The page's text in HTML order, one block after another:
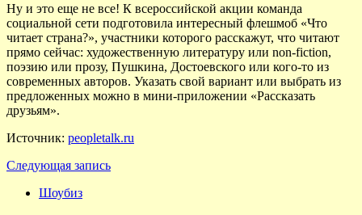
Ну и это еще не все! К всероссийской акции команда
социальной сети подготовила интересный флешмоб «Что
читает страна?», участники которого расскажут, что читают
прямо сейчас: художественную литературу или non-fiction,
поэзию или прозу, Пушкина, Достоевского или кого-то из
современных авторов. Указать свой вариант или выбрать из
предложенных можно в мини-приложении «Рассказать
друзьям».
Источник: peopletalk.ru
Следующая запись
Шоубиз